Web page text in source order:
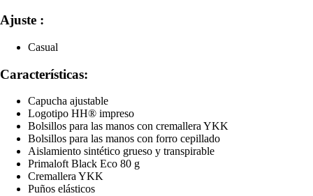
Ajuste :
Casual
Características:
Capucha ajustable
Logotipo HH® impreso
Bolsillos para las manos con cremallera YKK
Bolsillos para las manos con forro cepillado
Aislamiento sintético grueso y transpirable
Primaloft Black Eco 80 g
Cremallera YKK
Puños elásticos